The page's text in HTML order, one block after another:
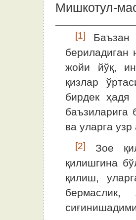
Мишкотул-
[1] Баъзан
жойи йўқ,
қизлар
бирдек ҳадя
баъзиларига
ва уларга
[2] Зое
қилишгина
қилиш,